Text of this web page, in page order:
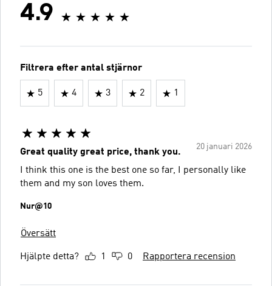
4.9
Filtrera efter antal stjärnor
5 4 3 2 1
20 januari 2026
Great quality great price, thank you.
I think this one is the best one so far, I personally like
them and my son loves them.
Nur@10
Översätt
Hjälpte detta? 1 0 Rapportera recension